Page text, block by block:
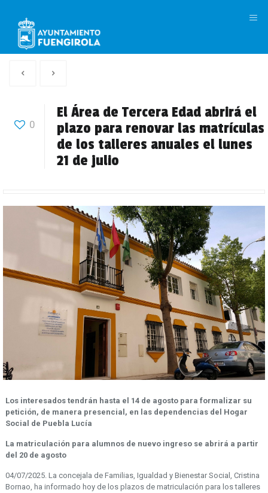
anterior
0
El Área de Tercera Edad abrirá el
plazo para renovar las matrículas
de los talleres anuales el lunes
21 de julio
Los interesados tendrán hasta el 14 de agosto para formalizar su
petición, de manera presencial, en las dependencias del Hogar
Social de Puebla Lucía
La matriculación para alumnos de nuevo ingreso se abrirá a partir
del 20 de agosto
04/07/2025. La concejala de Familias, Igualdad y Bienestar Social, Cristina
Bornao, ha informado hoy de los plazos de matriculación para los talleres